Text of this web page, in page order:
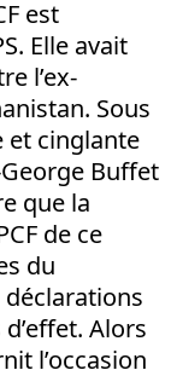
est
Elle avait
l’ex-
Sous
et cinglante
Buffet
que la
de ce
du
Alors
l’occasion